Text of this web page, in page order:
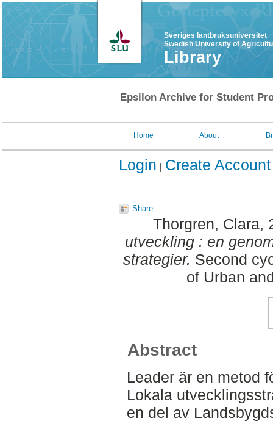
Sveriges lantbruksuniversitet
Swedish University of
Library
Epsilon Archive for Student
Home About
Login Create Account
Share
Thorgren, Clara,
utveckling : en
strategier. Second
of Urban
Abstract
Leader är en metod
Lokala
en del av